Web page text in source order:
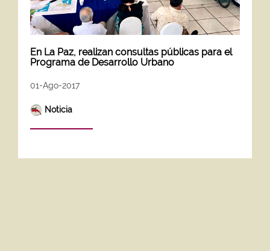
En La Paz, realizan consultas públicas para el
Programa de Desarrollo Urbano
01-Ago-2017
Noticia